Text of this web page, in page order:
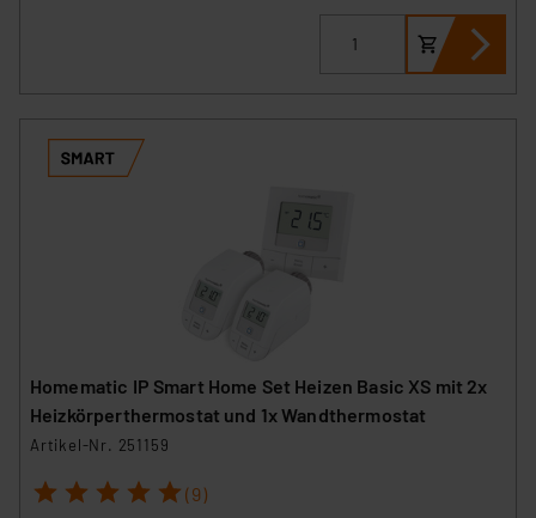
Homematic IP Smart Home Set Heizen Basic XS mit 2x
Heizkörperthermostat und 1x Wandthermostat
Artikel-Nr. 251159
1 2 3 4 5 (9)